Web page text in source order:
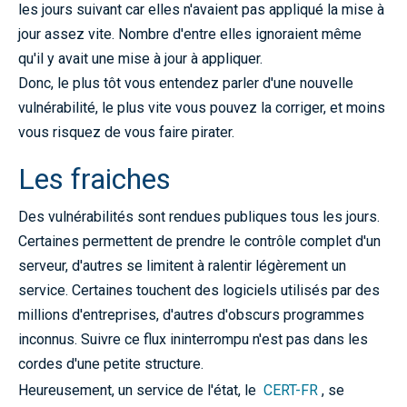
les jours suivant car elles n'avaient pas appliqué la mise à
jour assez vite. Nombre d'entre elles ignoraient même
qu'il y avait une mise à jour à appliquer.
Donc, le plus tôt vous entendez parler d'une nouvelle
vulnérabilité, le plus vite vous pouvez la corriger, et moins
vous risquez de vous faire pirater.
Les fraiches
Des vulnérabilités sont rendues publiques tous les jours.
Certaines permettent de prendre le contrôle complet d'un
serveur, d'autres se limitent à ralentir légèrement un
service. Certaines touchent des logiciels utilisés par des
millions d'entreprises, d'autres d'obscurs programmes
inconnus. Suivre ce flux ininterrompu n'est pas dans les
cordes d'une petite structure.
Heureusement, un service de l'état, le CERT-FR , se